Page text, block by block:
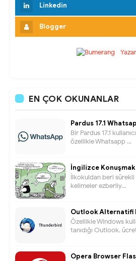
Linkedin
Blogger
EN ÇOK OKUNANLAR
Pardus 17.1
Bir Pardus 17.1
özellikle Whatsapp ...
İngilizce
İlkokuldan beri
kelimeler ezberliy...
Outlook Alternatifi
Özellikle Windows
tanıdığı Outlook,
Opera Browser